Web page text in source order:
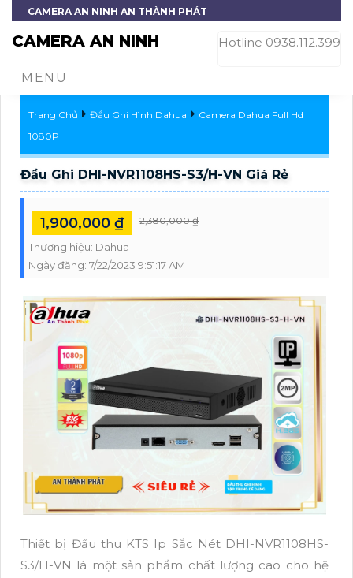
CAMERA AN NINH AN THÀNH PHÁT
CAMERA AN NINH Hotline 0938.112.399
MENU
Trang Chủ Đầu Ghi Hình Dahua
Camera Dahua Full Hd
1080P
Đầu Ghi DHI-NVR1108HS-S3/H-VN Giá Rẻ
1,900,000 ₫ 2,380,000 ₫
Thương hiệu: Dahua
Ngày đăng: 7/22/2023 9:51:17 AM
Thiết bị Đầu thu KTS Ip Sắc Nét DHI-NVR1108HS-
S3/H-VN là một sản phẩm chất lượng cao cho hệ